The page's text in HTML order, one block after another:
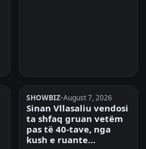
SHOWBIZ•August 7, 2026
Sinan Vllasaliu vendosi
ta shfaq gruan vetëm
pas të 40-tave, nga
kush e ruante…